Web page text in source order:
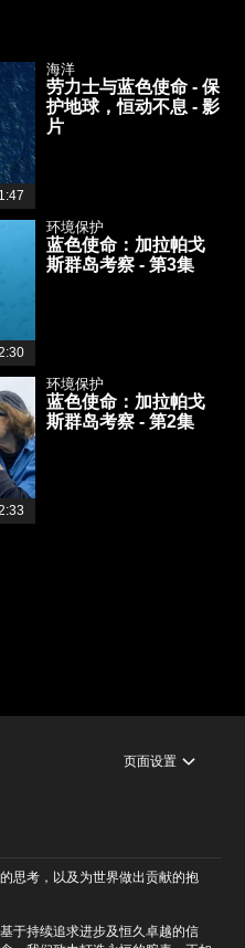
海洋
劳力士与蓝色使命 - 保
护地球，恒动不息 - 影
片
环境保护
蓝色使命：加拉帕戈
斯群岛考察 - 第3集
环境保护
蓝色使命：加拉帕戈
斯群岛考察 - 第2集
页面设置
思考，以及为世界做出贡献的抱
于持续追求进步及恒久卓越的信